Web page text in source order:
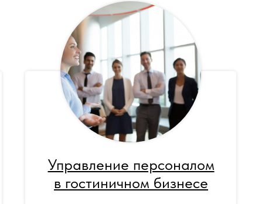
Управление персоналом
в гостиничном бизнесе